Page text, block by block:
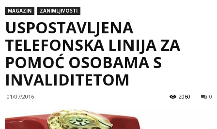
MAGAZIN ZANIMLJIVOSTI
USPOSTAVLJENA
TELEFONSKA LINIJA ZA
POMOĆ OSOBAMA S
INVALIDITETOM
01/07/2016 0
2060